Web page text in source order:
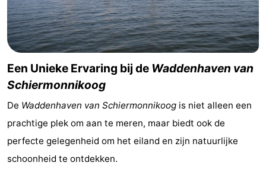
Reisboekenwinkel
Nieuws
Medische
Friesland
Een Unieke Ervaring bij de Waddenhaven van
Schiermonnikoog
De Waddenhaven van Schiermonnikoog is niet alleen een
prachtige plek om aan te meren, maar biedt ook de
perfecte gelegenheid om het eiland en zijn natuurlijke
schoonheid te ontdekken.